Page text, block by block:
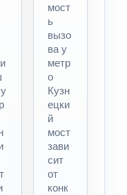
мост
ь
вызо
ва у
метр
о
Кузн
ецки
й
мост
зави
сит
от
конк